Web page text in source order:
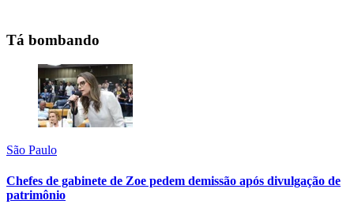
Tá bombando
São Paulo
Chefes de gabinete de Zoe pedem demissão após divulgação de
patrimônio